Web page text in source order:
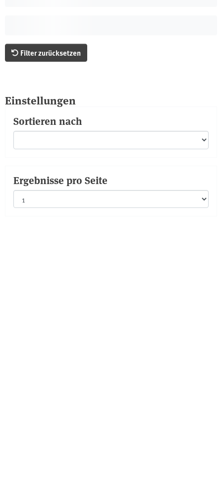
Filter zurücksetzen
Einstellungen
Sortieren nach
Ergebnisse pro Seite